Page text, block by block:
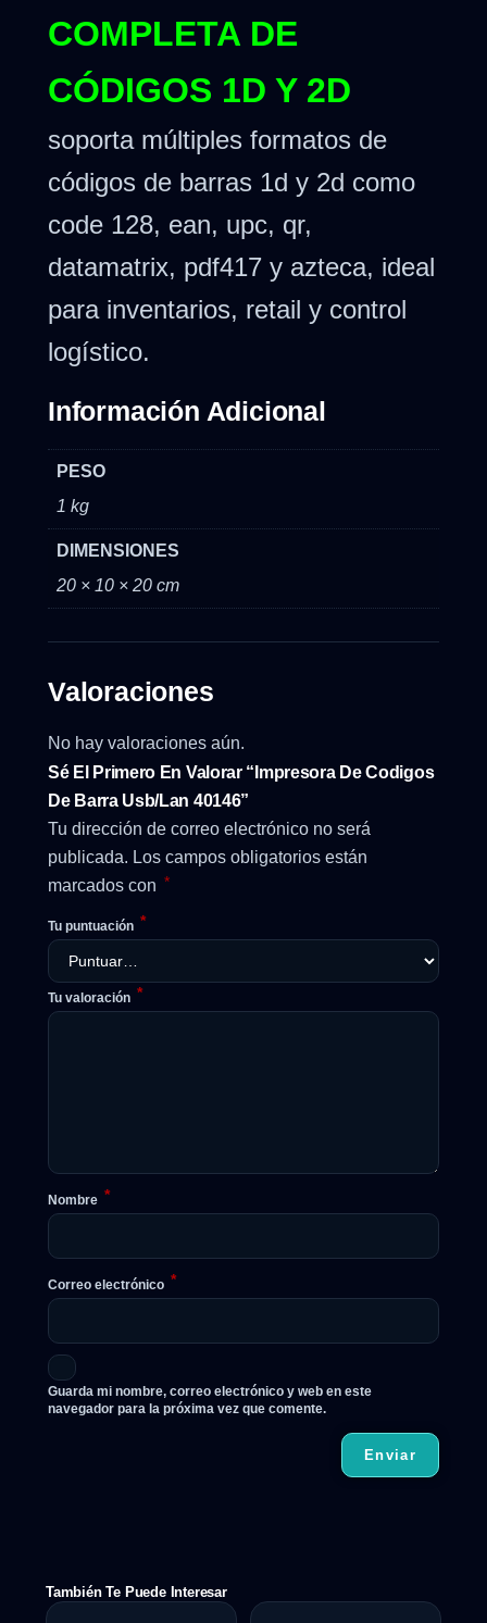
COMPLETA DE
CÓDIGOS 1D Y 2D
soporta múltiples formatos de
códigos de barras 1d y 2d como
code 128, ean, upc, qr,
datamatrix, pdf417 y azteca, ideal
para inventarios, retail y control
logístico.
Información Adicional
PESO
1 kg
DIMENSIONES
20 × 10 × 20 cm
Valoraciones
No hay valoraciones aún.
Sé El Primero En Valorar “Impresora De Codigos
De Barra Usb/Lan 40146”
Tu dirección de correo electrónico no será
publicada. Los campos obligatorios están
marcados con *
Tu puntuación *
Tu valoración *
Nombre *
Correo electrónico *
Guarda mi nombre, correo electrónico y web en este
navegador para la próxima vez que comente.
También Te Puede Interesar